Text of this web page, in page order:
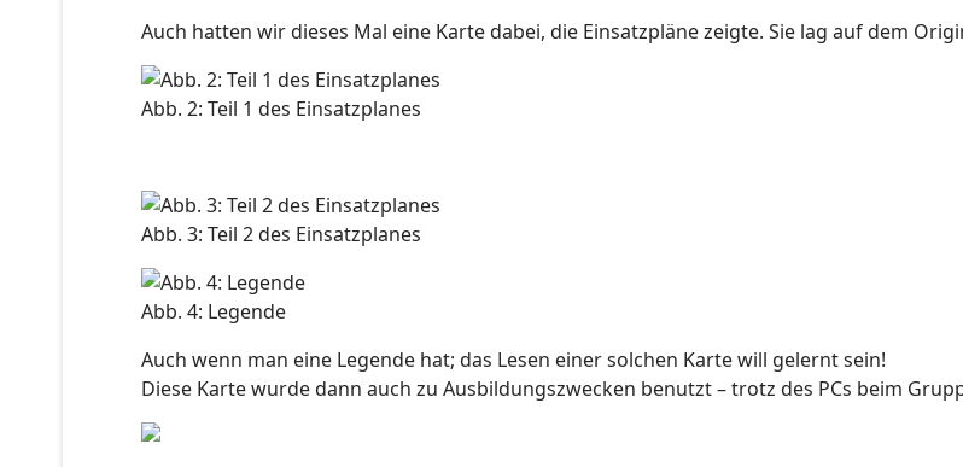
Auch hatten wir dieses Mal eine Karte dabei, die Einsatzpläne zeigte. Sie lag auf dem
Abb. 2: Teil 1 des Einsatzplanes
Abb. 3: Teil 2 des Einsatzplanes
Abb. 4: Legende
Auch wenn man eine Legende hat; das Lesen einer solchen Karte will gelernt sein!
Diese Karte wurde dann auch zu Ausbildungszwecken benutzt – trotz des PCs beim